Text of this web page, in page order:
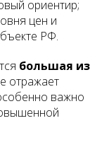
ориентир;
цен и
РФ.
большая из
отражает
важно